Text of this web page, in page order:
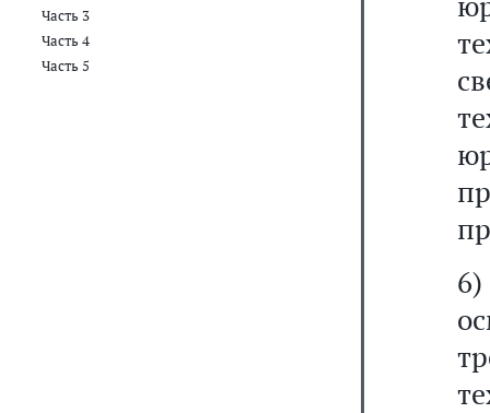
Часть 3
Часть 4
Часть 5